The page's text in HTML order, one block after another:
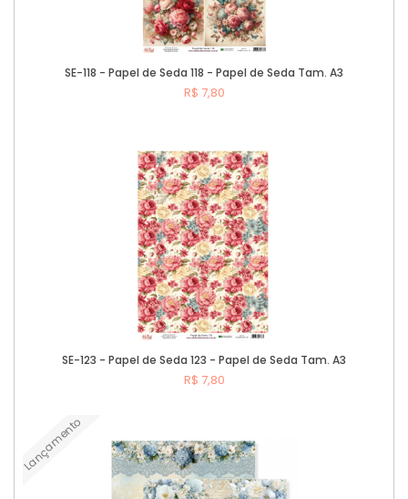
SE-118 - Papel de Seda 118 - Papel de Seda Tam. A3
R$ 7,80
SE-123 - Papel de Seda 123 - Papel de Seda Tam. A3
R$ 7,80
Lançamento